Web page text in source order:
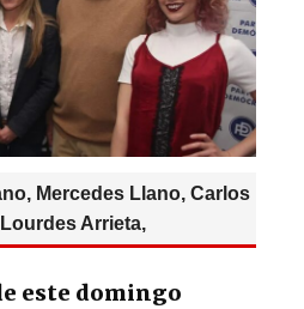
k
Mercedes Llano, Carlos
Arrieta,
este domingo